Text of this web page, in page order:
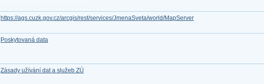
https://ags.cuzk.gov.cz/arcgis/rest/services/JmenaSveta/world/MapServer
Poskytovaná data
Zásady užívání dat a služeb ZÚ